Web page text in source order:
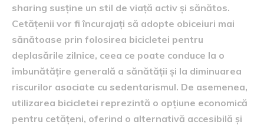
sharing susține un stil de viață activ și sănătos.
Cetățenii vor fi încurajați să adopte obiceiuri mai
sănătoase prin folosirea bicicletei pentru
deplasările zilnice, ceea ce poate conduce la o
îmbunătățire generală a sănătății și la diminuarea
riscurilor asociate cu sedentarismul. De asemenea,
utilizarea bicicletei reprezintă o opțiune economică
pentru cetățeni, oferind o alternativă accesibilă și